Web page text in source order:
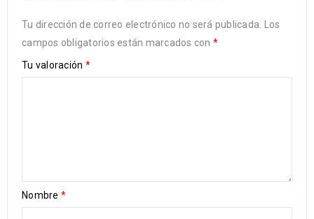
Tu dirección de correo electrónico no será publicada.
Los
campos obligatorios están marcados con *
Tu valoración *
Nombre *